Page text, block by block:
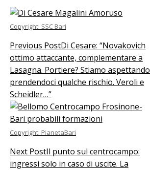
Copyright: SSC Bari
Previous PostDi Cesare: “Novakovich
ottimo attaccante, complementare a
Lasagna. Portiere? Stiamo aspettando
prendendoci qualche rischio. Veroli e
Scheidler…”
Copyright: PianetaBari
Next PostIl punto sul centrocampo:
ingressi solo in caso di uscite. La